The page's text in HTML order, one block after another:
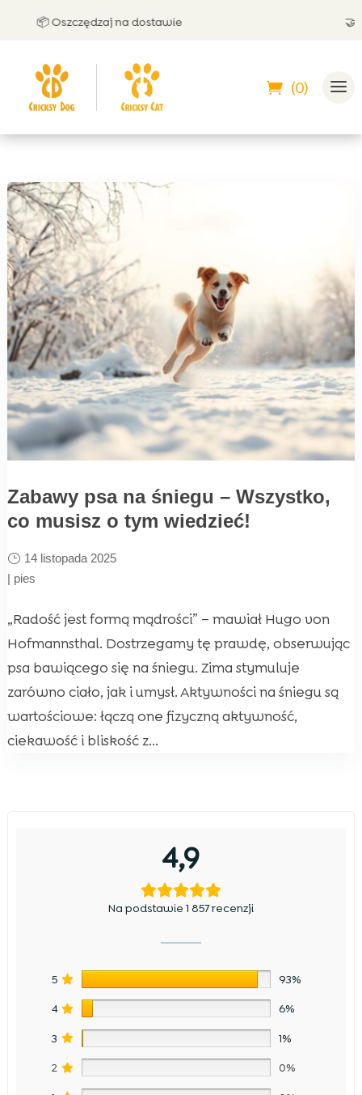
📦 Oszczędzaj na dostawie 🤝
(0)
Zabawy psa na śniegu – Wszystko,
co musisz o tym wiedzieć!
14 listopada 2025
| pies
„Radość jest formą mądrości” – mawiał Hugo von
Hofmannsthal. Dostrzegamy tę prawdę, obserwując
psa bawiącego się na śniegu. Zima stymuluje
zarówno ciało, jak i umysł. Aktywności na śniegu są
wartościowe: łączą one fizyczną aktywność,
ciekawość i bliskość z...
4,9
Na podstawie 1 857 recenzji
5 93%
4 6%
3 1%
2 0%